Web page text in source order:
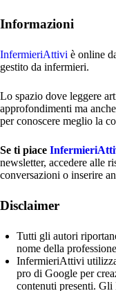
Informazioni
InfermieriAttivi è online
gestito da infermieri.
Lo spazio dove leggere
approfondimenti ma
per conoscere meglio la
Se ti piace
newsletter, accedere alle
conversazioni o inserire
Disclaimer
Tutti gli autori
nome della
InfermieriAttivi
pro di Google per
contenuti presenti.